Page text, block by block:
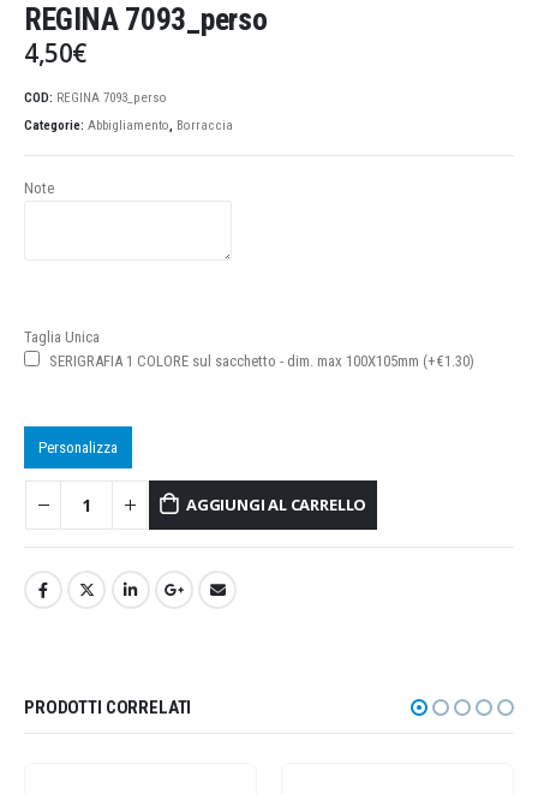
REGINA 7093_perso
4,50€
COD: REGINA 7093_perso
Categorie: Abbigliamento, Borraccia
Note
Taglia Unica
SERIGRAFIA 1 COLORE sul sacchetto - dim. max 100X105mm (+€1.30)
Personalizza
AGGIUNGI AL CARRELLO
PRODOTTI CORRELATI